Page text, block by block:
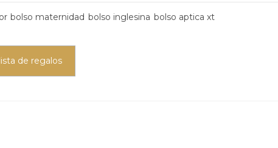
bolso maternidad bolso inglesina bolso aptica xt
de regalos